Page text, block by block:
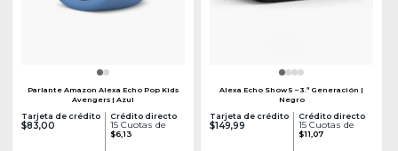
Parlante Amazon Alexa Echo Pop Kids
Avengers | Azul
Tarjeta de crédito
$83,00
Crédito directo
15 Cuotas de
$6,13
Alexa Echo Show 5 – 3.ª Generación |
Negro
Tarjeta de crédito
$149,99
Crédito directo
15 Cuotas de
$11,07